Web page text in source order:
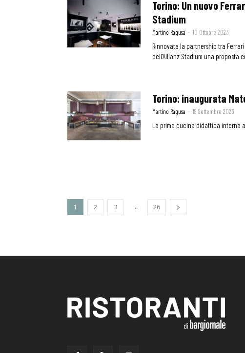
Torino: Un nuovo
Stadium
Martino Ragusa - 10 Ottobre 2023
Rinnovata la partnership tra
dell’Allianz Stadium una proposta
Torino: inaugurata
Martino Ragusa - 19 Settembre 2023
La prima cucina didattica interna
1 2 3 ... 26